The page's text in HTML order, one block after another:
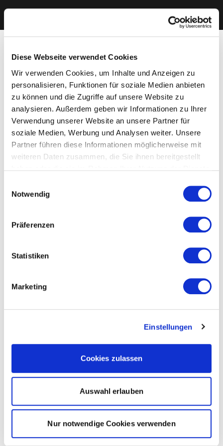
Diese Webseite verwendet Cookies
Wir verwenden Cookies, um Inhalte und Anzeigen zu
personalisieren, Funktionen für soziale Medien anbieten
zu können und die Zugriffe auf unsere Website zu
analysieren. Außerdem geben wir Informationen zu Ihrer
Verwendung unserer Website an unsere Partner für
soziale Medien, Werbung und Analysen weiter. Unsere
Partner führen diese Informationen möglicherweise mit
weiteren Daten zusammen, die Sie ihnen bereitgestellt
Cookies, wenn Sie unsere Webseite weiterhin nutzen.
Notwendig
Präferenzen
Statistiken
Marketing
Einstellungen
Cookies zulassen
Auswahl erlauben
Nur notwendige Cookies verwenden